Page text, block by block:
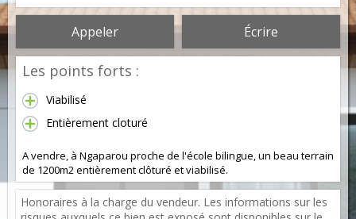
Appeler Écrire
Les points forts :
Viabilisé
Entièrement cloturé
A vendre, à Ngaparou proche de l'école bilingue, un beau terrain
de 1200m2 entièrement clôturé et viabilisé.
Honoraires à la charge du vendeur. Les informations sur les